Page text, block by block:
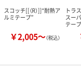
スコッチ[[（R）]]“耐熱ア
ルミテープ”
￥2,005～（税込）
トラ
スー
テー